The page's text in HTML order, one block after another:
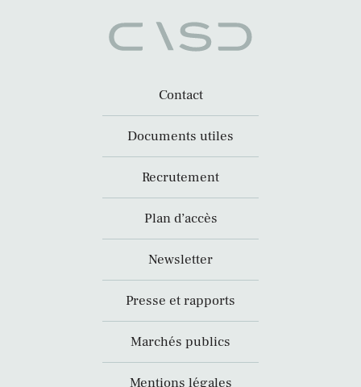
Contact
Documents utiles
Recrutement
Plan d’accès
Newsletter
Presse et rapports
Marchés publics
Mentions légales